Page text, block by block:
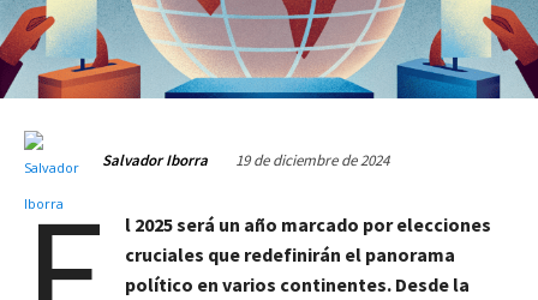
Salvador Iborra 19 de diciembre de 2024
l 2025 será un año marcado por elecciones
cruciales que redefinirán el panorama
político en varios continentes. Desde la